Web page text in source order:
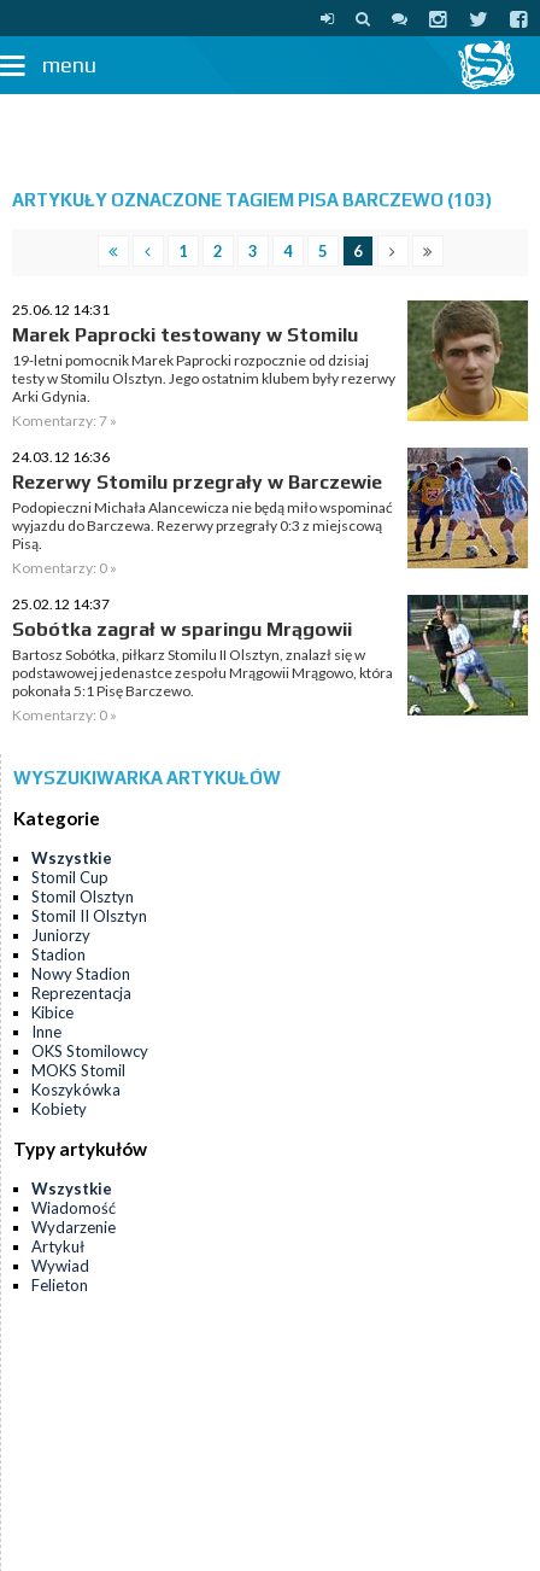
menu
ARTYKUŁY OZNACZONE TAGIEM PISA BARCZEWO (103)
1 2 3 4 5 6
25.06.12 14:31
Marek Paprocki testowany w Stomilu
19-letni pomocnik Marek Paprocki rozpocznie od dzisiaj
testy w Stomilu Olsztyn. Jego ostatnim klubem były rezerwy
Arki Gdynia.
Komentarzy: 7 »
24.03.12 16:36
Rezerwy Stomilu przegrały w Barczewie
Podopieczni Michała Alancewicza nie będą miło wspominać
wyjazdu do Barczewa. Rezerwy przegrały 0:3 z miejscową
Pisą.
Komentarzy: 0 »
25.02.12 14:37
Sobótka zagrał w sparingu Mrągowii
Bartosz Sobótka, piłkarz Stomilu II Olsztyn, znalazł się w
podstawowej jedenastce zespołu Mrągowii Mrągowo, która
pokonała 5:1 Pisę Barczewo.
Komentarzy: 0 »
WYSZUKIWARKA ARTYKUŁÓW
Kategorie
Wszystkie
Stomil Cup
Stomil Olsztyn
Stomil II Olsztyn
Juniorzy
Stadion
Nowy Stadion
Reprezentacja
Kibice
Inne
OKS Stomilowcy
MOKS Stomil
Koszykówka
Kobiety
Typy artykułów
Wszystkie
Wiadomość
Wydarzenie
Artykuł
Wywiad
Felieton